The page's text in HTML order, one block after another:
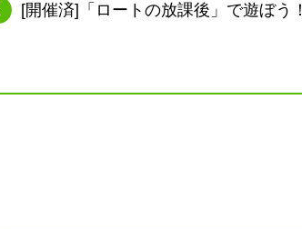
[開催済]「ロートの放課後」で遊ぼう！